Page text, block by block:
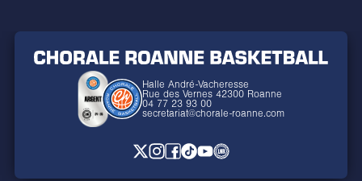
Halle André-Vacheresse
Rue des Vernes 42300 Roanne
04 77 23 93 00
secretariat@chorale-roanne.com